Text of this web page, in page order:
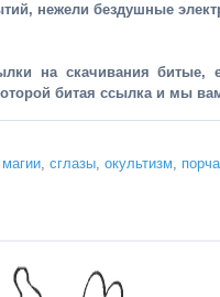
нежели бездушные
на скачивания
битая ссылка и мы
, сглазы, окультизм, порча